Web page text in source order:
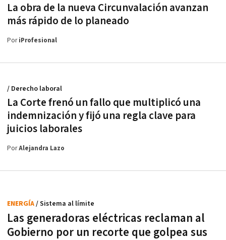
La obra de la nueva Circunvalación avanzan
más rápido de lo planeado
PoriProfesional
La Corte frenó un fallo que multiplicó una
indemnización y fijó una regla clave para
juicios laborales
/ Derecho laboral
PorAlejandra Lazo
Las generadoras eléctricas reclaman al
Gobierno por un recorte que golpea sus
ENERGÍA/ Sistema al límite